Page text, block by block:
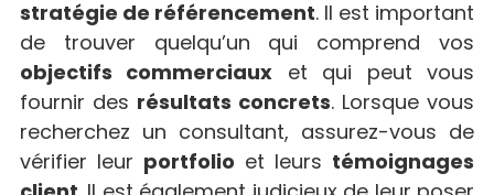
stratégie de référencement. Il est important
de trouver quelqu’un qui comprend vos
objectifs commerciaux et qui peut vous
fournir des résultats concrets. Lorsque vous
recherchez un consultant, assurez-vous de
vérifier leur portfolio et leurs témoignages